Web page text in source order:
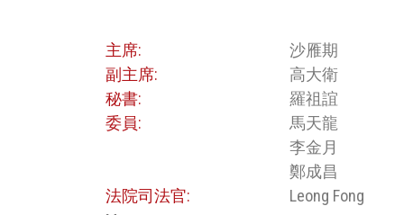
主席:
沙雁期
副主席:
高大衛
秘書:
羅祖誼
委員:
馬天龍
李金月
鄭成昌
法院司法官:
Leong Fong